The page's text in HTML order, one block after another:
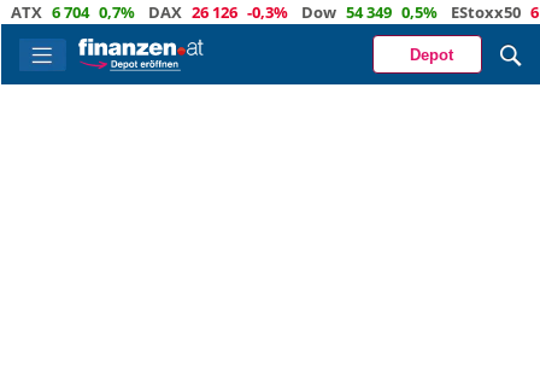
6 704 0,7% DAX 26 126 -0,3% Dow 54 349 0,5% EStoxx50 6 477
Depot